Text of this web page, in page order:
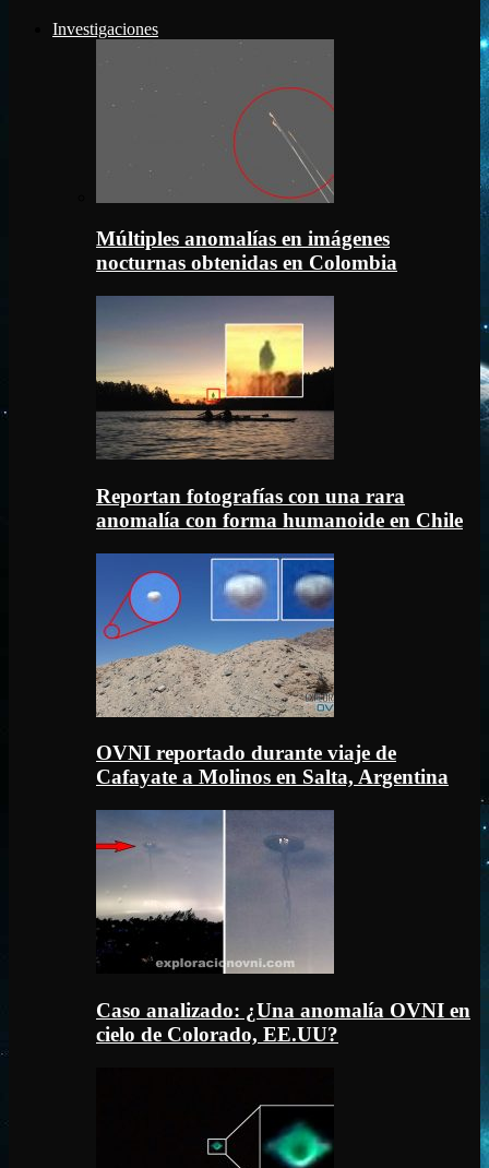
Investigaciones
Múltiples anomalías en imágenes
nocturnas obtenidas en Colombia
Reportan fotografías con una rara
anomalía con forma humanoide en Chile
OVNI reportado durante viaje de
Cafayate a Molinos en Salta, Argentina
Caso analizado: ¿Una anomalía OVNI en
cielo de Colorado, EE.UU?